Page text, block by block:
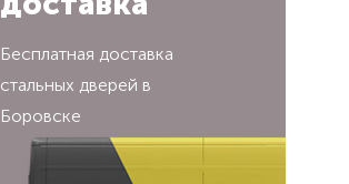
Бесплатная доставка
стальных дверей в
Боровске